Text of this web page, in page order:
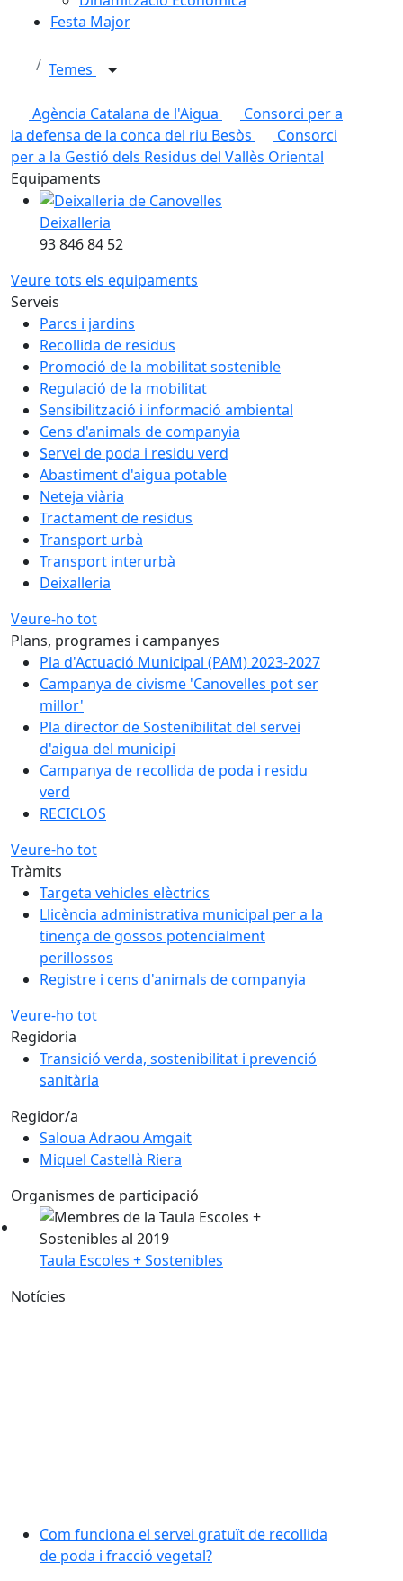
Festa Major
Temes
Agència Catalana de l'Aigua
Consorci per a
la defensa de la conca del riu Besòs
Consorci
per a la Gestió dels Residus del Vallès Oriental
Equipaments
Deixalleria
93 846 84 52
Veure tots els equipaments
Serveis
Parcs i jardins
Recollida de residus
Promoció de la mobilitat sostenible
Regulació de la mobilitat
Sensibilització i informació ambiental
Cens d'animals de companyia
Servei de poda i residu verd
Abastiment d'aigua potable
Neteja viària
Tractament de residus
Transport urbà
Transport interurbà
Deixalleria
Veure-ho tot
Plans, programes i campanyes
Pla d'Actuació Municipal (PAM) 2023-2027
Campanya de civisme 'Canovelles pot ser
millor'
Pla director de Sostenibilitat del servei
d'aigua del municipi
Campanya de recollida de poda i residu
verd
RECICLOS
Veure-ho tot
Tràmits
Targeta vehicles elèctrics
Llicència administrativa municipal per a la
tinença de gossos potencialment
perillossos
Registre i cens d'animals de companyia
Veure-ho tot
Regidoria
Transició verda, sostenibilitat i prevenció
sanitària
Regidor/a
Saloua Adraou Amgait
Miquel Castellà Riera
Organismes de participació
Taula Escoles + Sostenibles
Notícies
Com funciona el servei gratuït de recollida
de poda i fracció vegetal?